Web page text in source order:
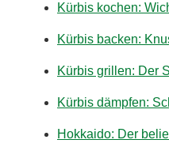
Kürbis kochen:
Kürbis backen:
Kürbis grillen: Der
Kürbis dämpfen:
Hokkaido: Der